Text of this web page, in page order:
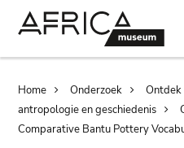
Home Onderzoek Ontdek
antropologie en geschiedenis
Comparative Bantu Pottery